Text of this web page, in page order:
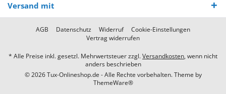
Versand mit
AGB Datenschutz Widerruf
Cookie-Einstellungen
Vertrag widerrufen
* Alle Preise inkl. gesetzl. Mehrwertsteuer zzgl.Versandkosten, wenn nicht
anders beschrieben
© 2026 Tux-Onlineshop.de - Alle Rechte vorbehalten. Theme by
ThemeWare®